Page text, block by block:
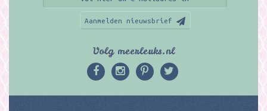
Aanmelden nieuwsbrief
Volg meerleuks.nl